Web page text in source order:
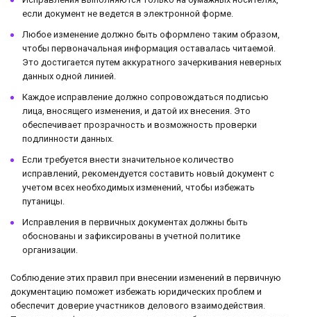
если документ не ведется в электронной форме.
Любое изменение должно быть оформлено таким образом,
чтобы первоначальная информация оставалась читаемой.
Это достигается путем аккуратного зачеркивания неверных
данных одной линией.
Каждое исправление должно сопровождаться подписью
лица, вносящего изменения, и датой их внесения. Это
обеспечивает прозрачность и возможность проверки
подлинности данных.
Если требуется внести значительное количество
исправлений, рекомендуется составить новый документ с
учетом всех необходимых изменений, чтобы избежать
путаницы.
Исправления в первичных документах должны быть
обоснованы и зафиксированы в учетной политике
организации.
Соблюдение этих правил при внесении изменений в первичную
документацию поможет избежать юридических проблем и
обеспечит доверие участников делового взаимодействия.